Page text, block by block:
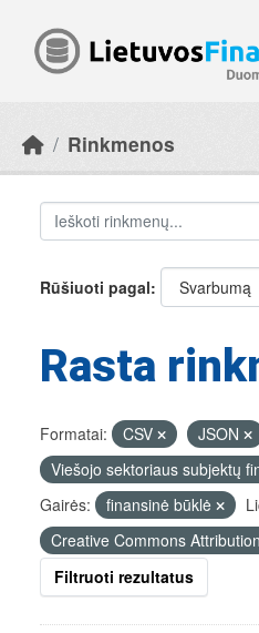
Rinkmenos
Rūšiuoti pagal
Rasta
Formatai: CSV JSON
Viešojo sektoriaus subjektų
Gairės:
finansinė būklė
Creative Commons Attribution
Filtruoti rezultatus